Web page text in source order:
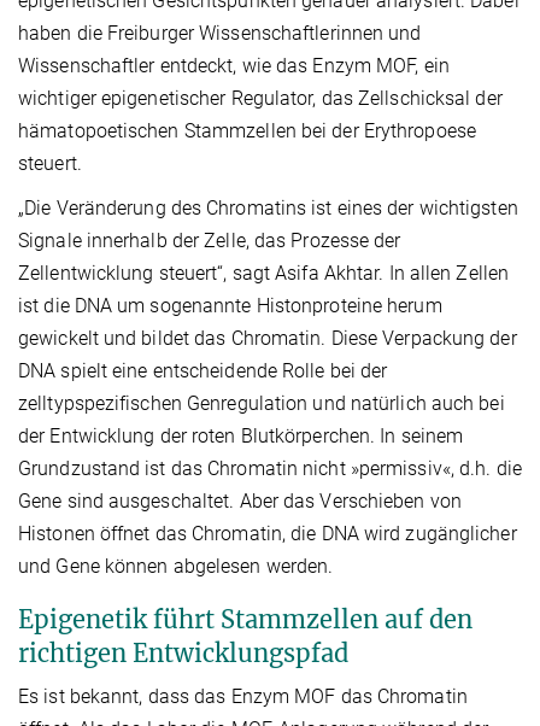
haben die Freiburger Wissenschaftlerinnen und
Wissenschaftler entdeckt, wie das Enzym MOF, ein
wichtiger epigenetischer Regulator, das Zellschicksal der
hämatopoetischen Stammzellen bei der Erythropoese
steuert.
„Die Veränderung des Chromatins ist eines der wichtigsten
Signale innerhalb der Zelle, das Prozesse der
Zellentwicklung steuert“, sagt Asifa Akhtar. In allen Zellen
ist die DNA um sogenannte Histonproteine herum
gewickelt und bildet das Chromatin. Diese Verpackung der
DNA spielt eine entscheidende Rolle bei der
zelltypspezifischen Genregulation und natürlich auch bei
der Entwicklung der roten Blutkörperchen. In seinem
Grundzustand ist das Chromatin nicht »permissiv«, d.h. die
Gene sind ausgeschaltet. Aber das Verschieben von
Histonen öffnet das Chromatin, die DNA wird zugänglicher
und Gene können abgelesen werden.
Epigenetik führt Stammzellen auf den
richtigen Entwicklungspfad
Es ist bekannt, dass das Enzym MOF das Chromatin